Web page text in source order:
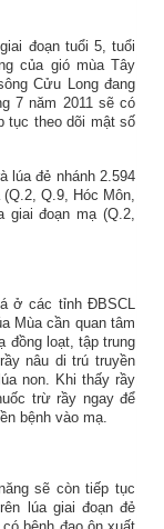
giai đoạn tuổi 5, tuổi
của gió mùa Tây
Cửu Long đang
7 năm 2011 sẽ có
tục theo dõi mật số
lúa đẻ nhánh 2.594
Q.9, Hóc Môn,
giai đoạn mạ (Q.2,
ở các tỉnh ĐBSCL
Mùa cần quan tâm
đồng loạt, tập trung
nâu di trú truyền
non. Khi thấy rầy
trừ rầy ngay để
bệnh vào mạ.
sẽ còn tiếp tục
lúa giai đoạn đẻ